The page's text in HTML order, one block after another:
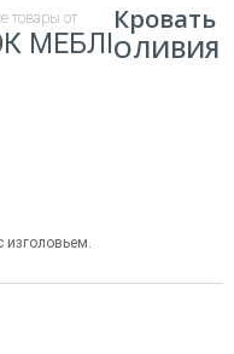
товары от
МЕБЛІ
Кровать
ОЛИВИЯ
изголовьем.